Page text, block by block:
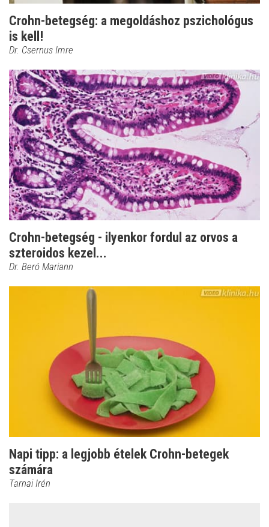
Crohn-betegség: a megoldáshoz pszichológus
is kell!
Dr. Csernus Imre
Crohn-betegség - ilyenkor fordul az orvos a
szteroidos kezel...
Dr. Beró Mariann
Napi tipp: a legjobb ételek Crohn-betegek
számára
Tarnai Irén